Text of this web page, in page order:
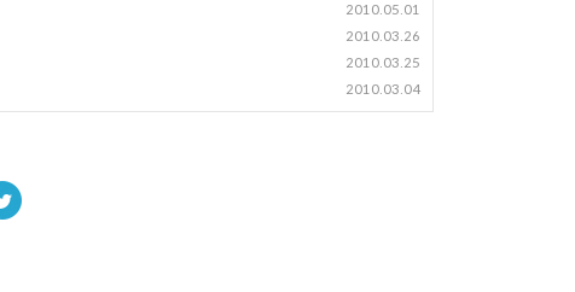
2010.05.01
2010.03.26
2010.03.25
2010.03.04